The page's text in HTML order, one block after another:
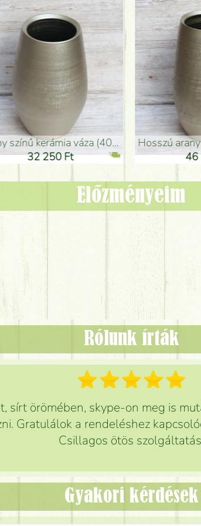
(50x29cm)
Ft
fekete design váza
11 250 Ft
Előzményeim
Rólunk írták
sírt örömében, skype-on meg is
Gratulálok a rendeléshez
Csillagos ötös
Gyakori kérdések